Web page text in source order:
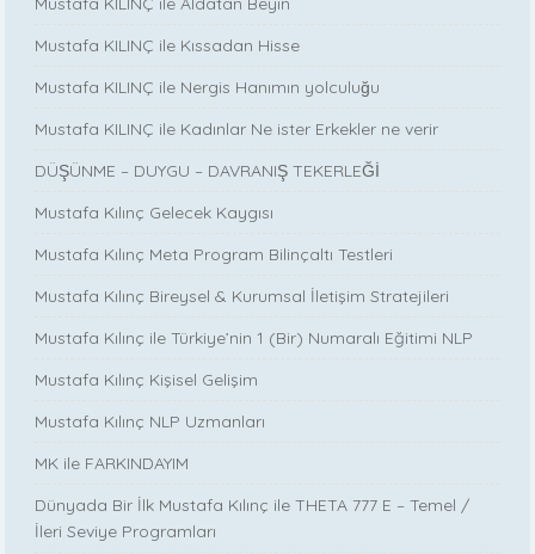
Mustafa KILINÇ ile Kıssadan Hisse
Mustafa KILINÇ ile Nergis Hanımın yolculuğu
Mustafa KILINÇ ile Kadınlar Ne ister Erkekler ne verir
DÜŞÜNME – DUYGU – DAVRANIŞ TEKERLEĞİ
Mustafa Kılınç Gelecek Kaygısı
Mustafa Kılınç Meta Program Bilinçaltı Testleri
Mustafa Kılınç Bireysel & Kurumsal İletişim Stratejileri
Mustafa Kılınç ile Türkiye’nin 1 (Bir) Numaralı Eğitimi NLP
Mustafa Kılınç Kişisel Gelişim
Mustafa Kılınç NLP Uzmanları
MK ile FARKINDAYIM
Dünyada Bir İlk Mustafa Kılınç ile THETA 777 E – Temel /
İleri Seviye Programları